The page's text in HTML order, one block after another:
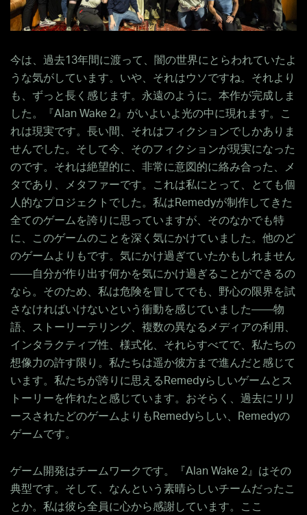
今は、過去13年間に渡って、闇の世界にとらわれていたよ
うな気がしています。いや、それはウソですね。それより
も、ずっと長く感じます。永遠のように。本作が完成しま
した。『Alan Wake 2』がいよいよ光の中に現れます。こ
れは現実です。長い間、それはフィクションでしかありま
せんでした。そして今、そのフィクションが現実になった
のです。それは絶望的に、非常に意図的に絡み合った、メ
タであり、メタファーです。これは私にとって、とても個
人的なプロジェクトでした。私はRemedyが制作してきた
全てのゲームを誇りに思っていますが、そのなかでも特
に、このゲームのことを深く気にかけていました。他のど
のゲームよりもです。気にかけ過ぎていたかもしれません
――自分が作り出す何かを気にかけ過ぎることができるの
なら。そのため、私は危険を冒してでも、野心の限界を試
さなければいけないという衝動を感じていました――物
語、ストーリーテリング、複数の異なるメディアの利用、
インタラクティブ性、様式化、それらすべてで、私たちの
想像力の許す限り。私たちは遥か彼方まで進んだと感じて
います。私たちが誇りに思えるRemedyらしいゲームとス
トーリーを作れたと感じています。おそらく、過去にリリ
ースされたどのゲームよりもRemedyらしい、Remedyの
ゲームです。
ゲーム開発はチームワークです。『Alan Wake 2』はその
典型です。そして、なんという素晴らしいチームだったこ
とか。私は彼ら全員に心から感謝しています。ここ